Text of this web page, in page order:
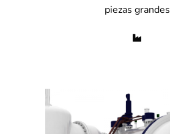
piezas grandes